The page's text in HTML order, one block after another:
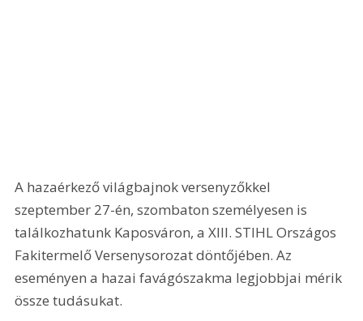
A hazaérkező világbajnok versenyzőkkel
szeptember 27-én, szombaton személyesen is
találkozhatunk Kaposváron, a XIII. STIHL Országos
Fakitermelő Versenysorozat döntőjében. Az
eseményen a hazai favágószakma legjobbjai mérik
össze tudásukat.